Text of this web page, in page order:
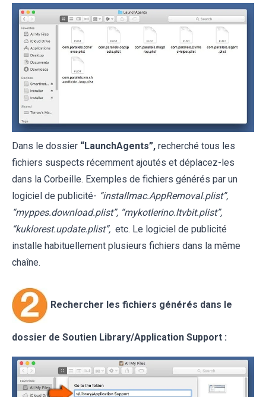
Dans le dossier “LaunchAgents”, recherché tous les
fichiers suspects récemment ajoutés et déplacez-les
dans la Corbeille. Exemples de fichiers générés par un
logiciel de publicité- “installmac.AppRemoval.plist”,
“myppes.download.plist”, “mykotlerino.ltvbit.plist”,
“kuklorest.update.plist”, etc. Le logiciel de publicité
installe habituellement plusieurs fichiers dans la même
chaîne.
Rechercher les fichiers générés dans le
dossier de Soutien Library/Application Support :